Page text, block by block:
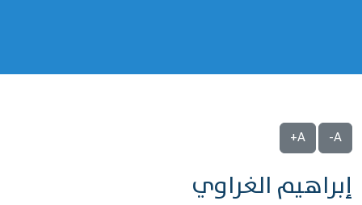
A-
A+
‌‌إبراهيم الغراوي